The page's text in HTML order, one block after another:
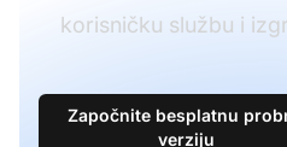
korisničku službu i
Započnite besplatnu
verziju